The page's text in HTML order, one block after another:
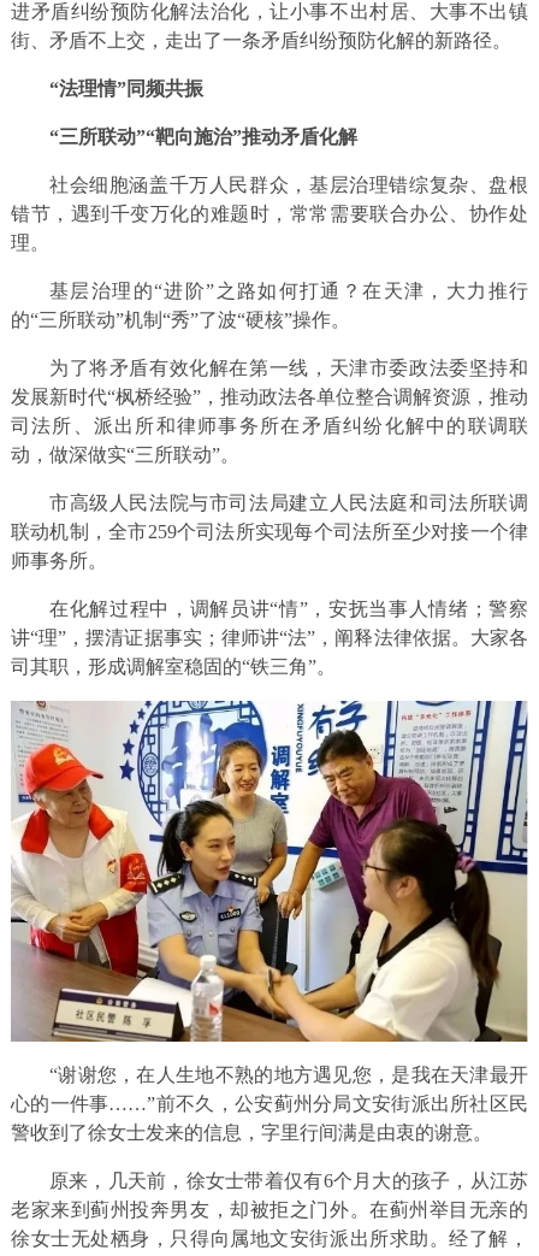
进矛盾纠纷预防化解法治化，让小事不出村居、大事不出镇
街、矛盾不上交，走出了一条矛盾纠纷预防化解的新路径。
“法理情”同频共振
“三所联动”“靶向施治”推动矛盾化解
社会细胞涵盖千万人民群众，基层治理错综复杂、盘根
错节，遇到千变万化的难题时，常常需要联合办公、协作处
理。
基层治理的“进阶”之路如何打通？在天津，大力推行
的“三所联动”机制“秀”了波“硬核”操作。
为了将矛盾有效化解在第一线，天津市委政法委坚持和
发展新时代“枫桥经验”，推动政法各单位整合调解资源，推动
司法所、派出所和律师事务所在矛盾纠纷化解中的联调联
动，做深做实“三所联动”。
市高级人民法院与市司法局建立人民法庭和司法所联调
联动机制，全市259个司法所实现每个司法所至少对接一个律
师事务所。
在化解过程中，调解员讲“情”，安抚当事人情绪；警察
讲“理”，摆清证据事实；律师讲“法”，阐释法律依据。大家各
司其职，形成调解室稳固的“铁三角”。
“谢谢您，在人生地不熟的地方遇见您，是我在天津最开
心的一件事……”前不久，公安蓟州分局文安街派出所社区民
警收到了徐女士发来的信息，字里行间满是由衷的谢意。
原来，几天前，徐女士带着仅有6个月大的孩子，从江苏
老家来到蓟州投奔男友，却被拒之门外。在蓟州举目无亲的
徐女士无处栖身，只得向属地文安街派出所求助。经了解，